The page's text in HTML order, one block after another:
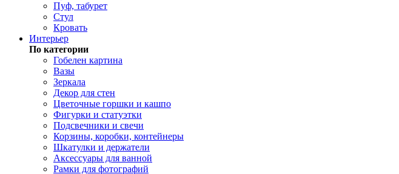
Пуф, табурет
Стул
Кровать
Интерьер
По категории
Гобелен картина
Вазы
Зеркала
Декор для стен
Цветочные горшки и кашпо
Фигурки и статуэтки
Подсвечники и свечи
Корзины, коробки, контейнеры
Шкатулки и держатели
Аксессуары для ванной
Рамки для фотографий